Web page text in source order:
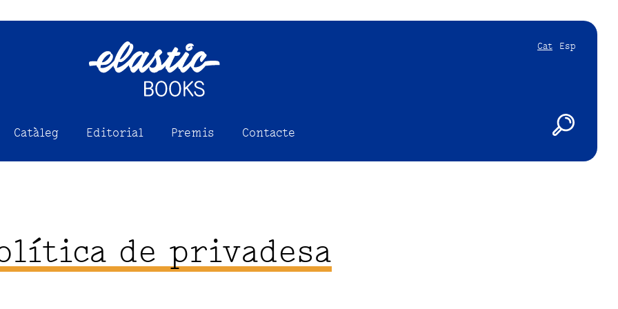
Cat Esp
Catàleg Editorial Premis Contacte
de privadesa